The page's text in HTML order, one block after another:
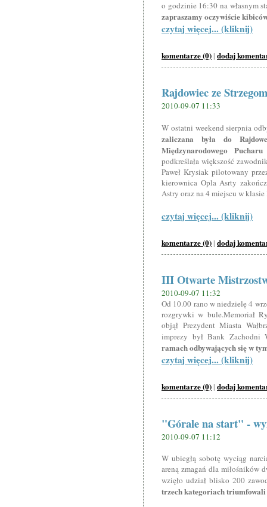
o godzinie 16:30 na własnym
zapraszamy oczywiście
czytaj więcej... (kliknij)
komentarze (0) | dodaj
Rajdowiec ze
2010-09-07 11:33
W ostatni weekend sierpnia
zaliczana była do
Międzynarodowego
podkreślała większość
Paweł Krysiak pilotowany
kierownica Opla Asrty
Astry oraz na 4 miejscu w
czytaj więcej... (kliknij)
komentarze (0) | dodaj
III Otwarte
2010-09-07 11:32
Od 10.00 rano w niedzielę 4
rozgrywki w bule.Memoriał
objął Prezydent Miasta
imprezy był Bank
ramach odbywających się w
czytaj więcej... (kliknij)
komentarze (0) | dodaj
"Górale na start" -
2010-09-07 11:12
W ubiegłą sobotę wyciąg
areną zmagań dla miłośników
wzięło udział blisko 200
trzech kategoriach triumfowali